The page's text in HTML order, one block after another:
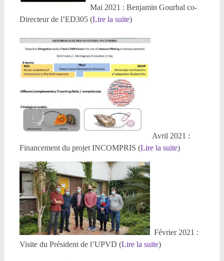
Mai 2021 : Benjamin Gourbal co-
Directeur de l’ED305 (Lire la suite)
Avril 2021 :
Financement du projet INCOMPRIS (Lire la suite)
Février 2021 :
Visite du Président de l’UPVD (Lire la suite)